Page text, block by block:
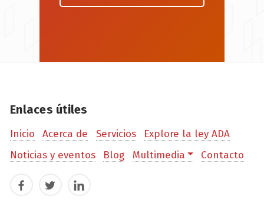
Enlaces útiles
Inicio Acerca de Servicios
Explore la ley ADA
Noticias y eventos
Blog Multimedia Contacto
FacebookTwitterLinkedIn